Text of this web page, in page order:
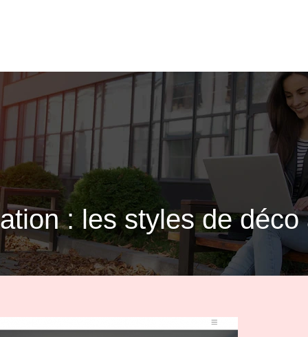
: les styles de déco